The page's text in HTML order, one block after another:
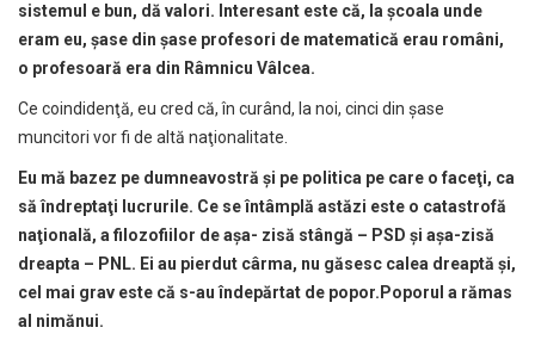
sistemul e bun, dă valori. Interesant este că, la şcoala unde
eram eu, şase din şase profesori de matematică erau români,
o profesoară era din Râmnicu Vâlcea.
Ce coindidenţă, eu cred că, în curând, la noi, cinci din şase
muncitori vor fi de altă naţionalitate.
Eu mă bazez pe dumneavostră şi pe politica pe care o faceţi, ca
săîndreptaţi lucrurile. Ce se întâmpl ă astăzi este o catastrofă
naţional ă, a filozofiilor de aşa- zisă stângă – PSD şi aşa-zisă
dreapta – PNL. Ei au pierdut cârma, nu găsesc calea dreaptă şi,
cel mai grav este că s-au îndepărtat de popor.Poporul a rămas
al nimănui.